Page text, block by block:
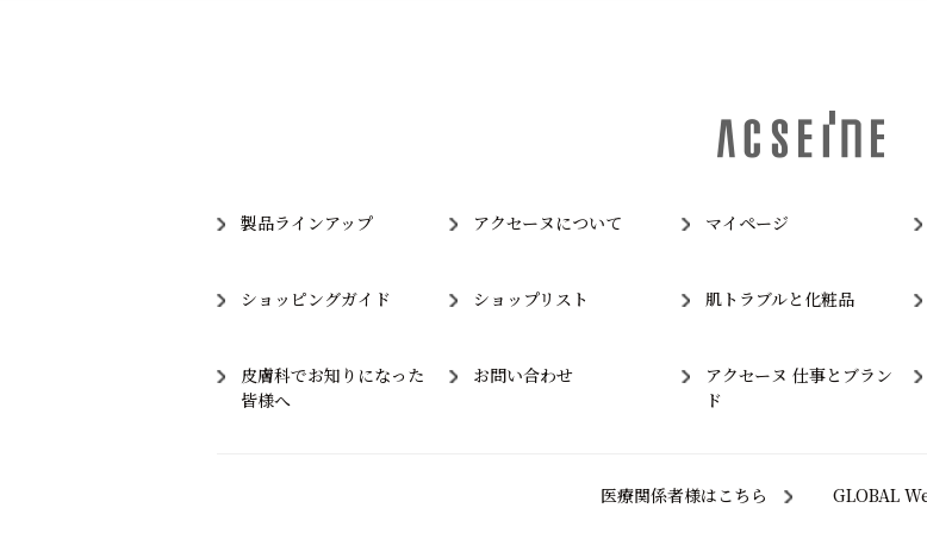
製品ラインアップ アクセーヌについて マイページ
ショッピングガイド ショップリスト 肌トラブルと化粧品
皮膚科でお知りになった
皆様へ
お問い合わせ
アクセーヌ 仕事とブラン
ド
医療関係者様はこちら GLOBAL